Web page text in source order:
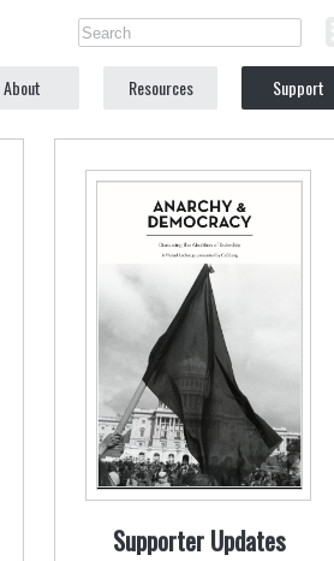
About Resources Support
Supporter Updates